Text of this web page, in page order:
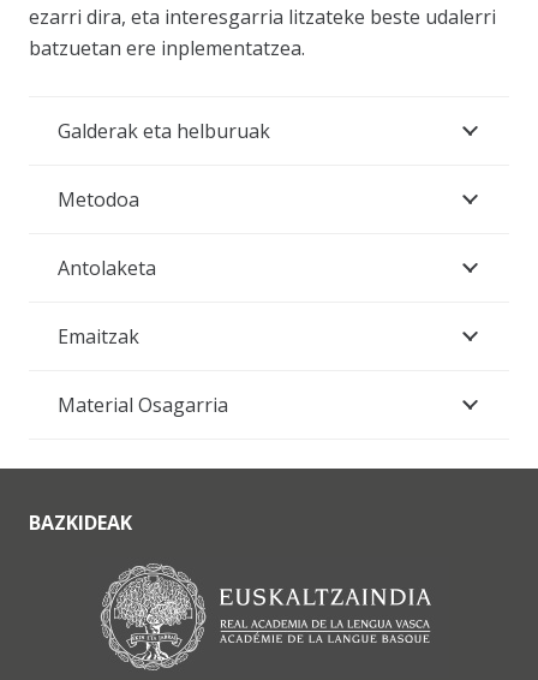
ezarri dira, eta interesgarria litzateke beste udalerri
batzuetan ere inplementatzea.
Galderak eta helburuak
Metodoa
Antolaketa
Emaitzak
Material Osagarria
BAZKIDEAK